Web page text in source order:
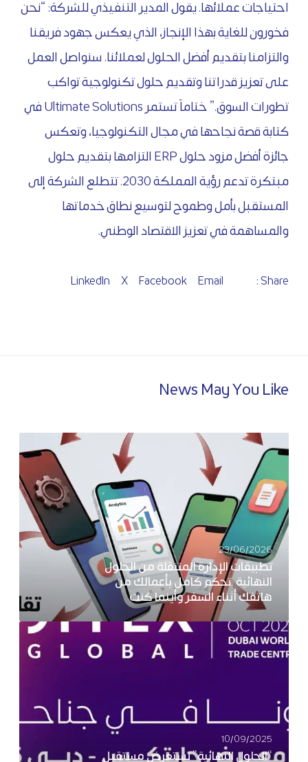
احتياجات عملائها. يقول المدير التنفيذي للشركة: “نحن
فخورون للغاية بهذا الإنجاز، الذي يعكس جهود فريقنا
والتزامنا بتقديم أفضل الحلول لعملائنا. سنواصل العمل
على تعزيز قدراتنا وتقديم حلول تكنولوجية تواكب
تطورات السوق.” ختاماً تستمر Ultimate Solutions في
كتابة قصة نجاحها في مجال التكنولوجيا، وتعكس
جائزة أفضل مزود حلول ERP التزامها بتقديم حلول
مبتكرة تدعم رؤية المملكة 2030. تتطلع الشركة إلى
المستقبل بأمل وطموح لتوسيع نطاق خدماتها
والمساهمة في تعزيز الاقتصاد الوطني.
Share :
Email
Facebook
X
LinkedIn
News May You Like
23/06/2026
تطبيقات الإدارة المتنقلة من الحلول
النهائية …تحكم كامل بأعمالك من
هاتفك أثناء السفر وأينما كنت
10/09/2025
“الحلول النهائية” تستعرض مستقبل